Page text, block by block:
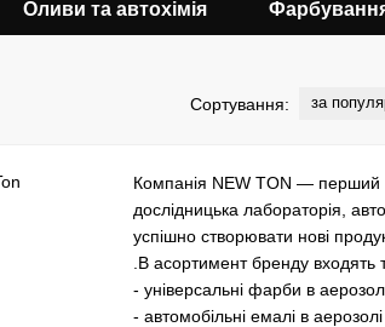
Оливи та автохімія
Сортування: за
Компанія NEW TON — перший
дослідницька лабораторія,
успішно створювати нові
.В асортимент бренду входять
- універсальні фарби в
- автомобільні емалі в